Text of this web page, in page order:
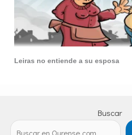
Leiras no entiende a su esposa
Buscar